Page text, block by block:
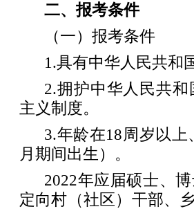
二、报考条件
（一）报考条件
1.具有中华人民共和
2.拥护中华人民共
主义制度。
3.年龄在18周岁以上
月期间出生）。
2022年应届硕士、
定向村（社区）干部、